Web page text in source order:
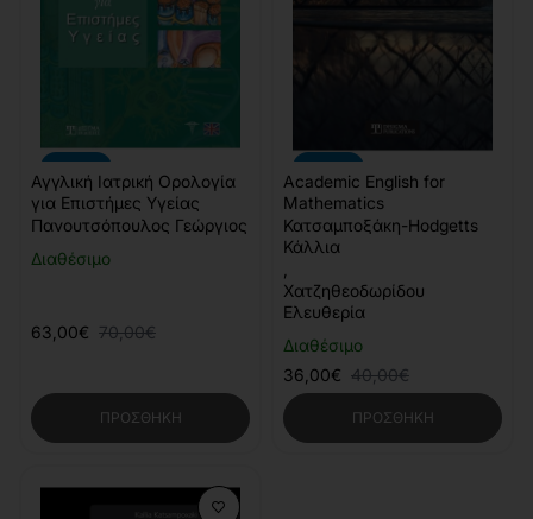
Διαθέσιμο
Αγγλική Ιατρική Ορολογία
για Επιστήμες Υγείας
Πανουτσόπουλος Γεώργιος
63,00€ 70,00€
ΠΡΟΣΘΉΚΗ
Διαθέσιμο
Academic English for
Mathematics
Κατσαμποξάκη-Hodgetts
Κάλλια
Χατζηθεοδωρίδου
Ελευθερία
36,00€ 40,00€
ΠΡΟΣΘΉΚΗ